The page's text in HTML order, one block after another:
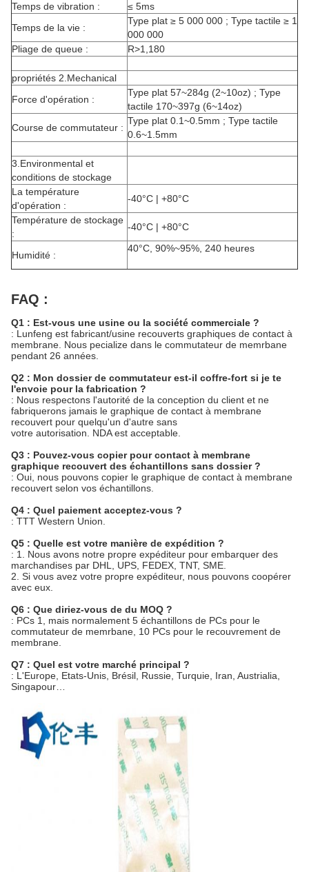
Temps de vibration :
≤ 5ms
Temps de la vie :
Type plat ≥ 5 000 000 ; Type tactile ≥ 1
000 000
Pliage de queue :
R>1,180
propriétés 2.Mechanical
Force d'opération :
Type plat 57~284g (2~10oz) ; Type
tactile 170~397g (6~14oz)
Course de commutateur :
Type plat 0.1~0.5mm ; Type tactile
0.6~1.5mm
3.Environmental et
conditions de stockage
La température
d'opération :
-40°C | +80°C
Température de stockage
:
-40°C | +80°C
Humidité :
40°C, 90%~95%, 240 heures
FAQ :
Q1 : Est-vous une usine ou la société commerciale ?
: Lunfeng est fabricant/usine recouverts graphiques de contact à
membrane. Nous pecialize dans le commutateur de memrbane
pendant 26 années.
Q2 : Mon dossier de commutateur est-il coffre-fort si je te
l'envoie pour la fabrication ?
: Nous respectons l'autorité de la conception du client et ne
fabriquerons jamais le graphique de contact à membrane
recouvert pour quelqu'un d'autre sans
votre autorisation. NDA est acceptable.
Q3 : Pouvez-vous copier pour contact à membrane
graphique recouvert des échantillons sans dossier ?
: Oui, nous pouvons copier le graphique de contact à membrane
recouvert selon vos échantillons.
Q4 : Quel paiement acceptez-vous ?
: TTT Western Union.
Q5 : Quelle est votre manière de expédition ?
: 1. Nous avons notre propre expéditeur pour embarquer des
marchandises par DHL, UPS, FEDEX, TNT, SME.
2. Si vous avez votre propre expéditeur, nous pouvons coopérer
avec eux.
Q6 : Que diriez-vous de du MOQ ?
: PCs 1, mais normalement 5 échantillons de PCs pour le
commutateur de memrbane, 10 PCs pour le recouvrement de
membrane.
Q7 : Quel est votre marché principal ?
: L'Europe, Etats-Unis, Brésil, Russie, Turquie, Iran, Austrialia,
Singapour…